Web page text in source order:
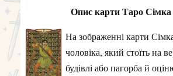
Опис карти Таро Сімка
На зображенні карти
чоловіка, який стоїть на
будівлі або пагорба й